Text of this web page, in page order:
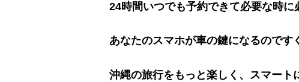
24時間いつでも予約できて必要な時に
あなたのスマホが車の鍵になるのです
沖縄の旅行をもっと楽しく、スマート